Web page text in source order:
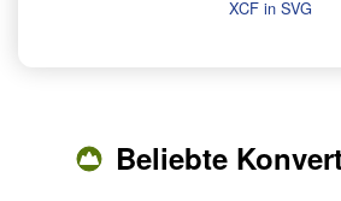
XCF in SVG
Beliebte